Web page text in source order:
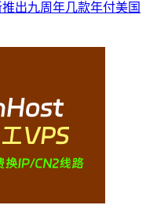
出九周年几款年付美国